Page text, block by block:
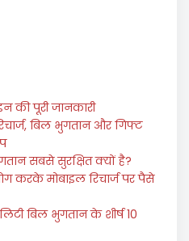
की पूरी जानकारी
बिल भुगतान और गिफ्ट
सबसे सुरक्षित क्यों है?
मोबाइल रिचार्ज पर पैसे
बिल भुगतान के शीर्ष 10